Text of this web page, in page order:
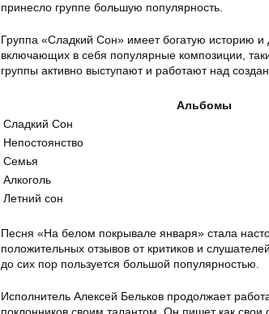
принесло группе большую популярность.
Группа «Сладкий Сон» имеет богатую историю
включающих в себя популярные композиции,
группы активно выступают и работают над
Альбомы
Сладкий Сон
Непостоянство
Семья
Алкоголь
Летний сон
Песня «На белом покрывале января» стала
положительных отзывов от критиков и
до сих пор пользуется большой популярностью.
Исполнитель Алексей Бельков продолжает